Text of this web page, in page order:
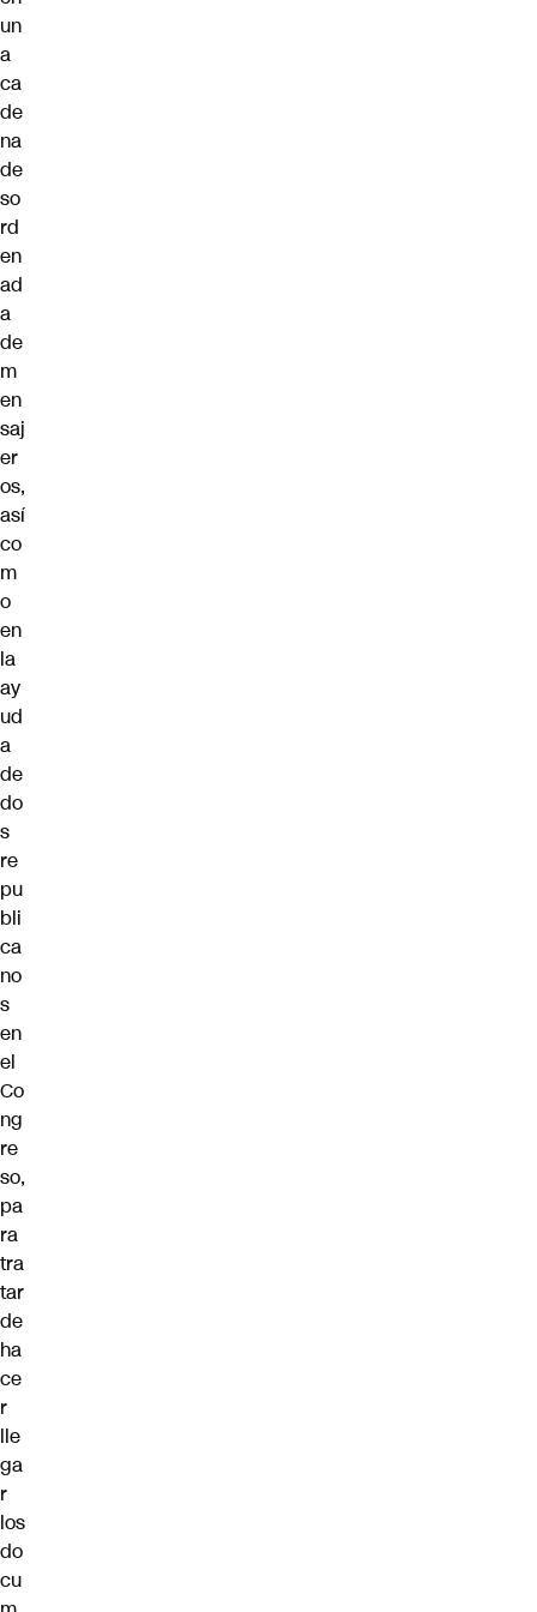
un
a
ca
de
na
de
so
rd
en
ad
a
de
m
en
saj
er
os,
así
co
m
o
en
la
ay
ud
a
de
do
s
re
pu
bli
ca
no
s
en
el
Co
ng
re
so,
pa
ra
tra
tar
de
ha
ce
r
lle
ga
r
los
do
cu